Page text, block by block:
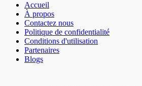
Accueil
À propos
Contactez nous
Politique de confidentialité
Conditions d'utilisation
Partenaires
Blogs